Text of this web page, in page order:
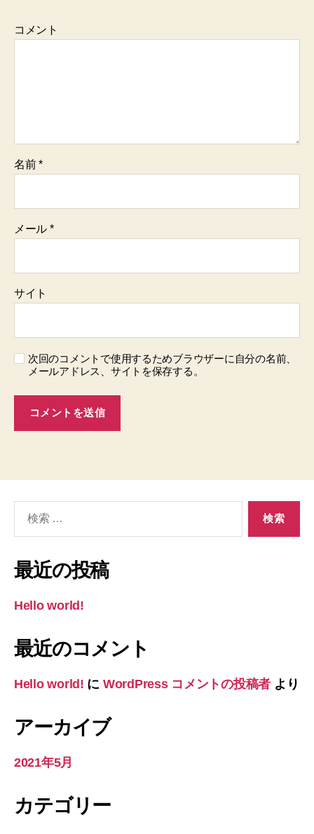
コメント
名前*
メール *
サイト
次回のコメントで使用するためブラウザーに自分の名前、
メールアドレス、サイトを保存する。
象:
最近の投稿
Hello world!
最近のコメント
Hello world! に WordPress コメントの投稿者 より
アーカイブ
2021年5月
カテゴリー